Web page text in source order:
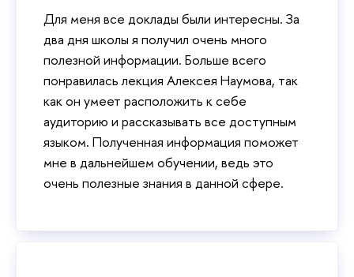
Для меня все доклады были интересны. За
два дня школы я получил очень много
полезной информации. Больше всего
понравилась лекция Алексея Наумова, так
как он умеет расположить к себе
аудиторию и рассказывать все доступным
языком. Полученная информация поможет
мне в дальнейшем обучении, ведь это
очень полезные знания в данной сфере.